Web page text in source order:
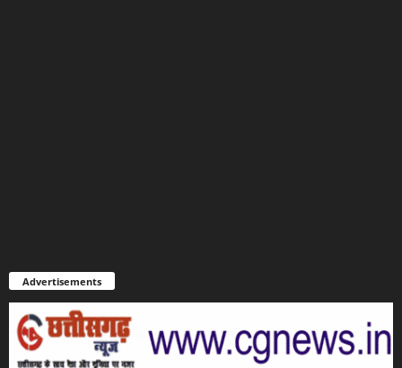
Advertisements